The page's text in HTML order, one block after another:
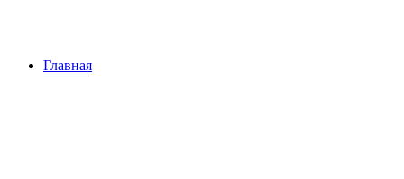
Главная